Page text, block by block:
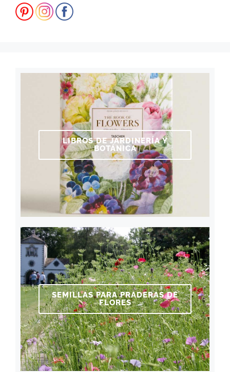
LIBROS DE JARDINERÍA Y
BOTÁNICA
SEMILLAS PARA PRADERAS DE
FLORES